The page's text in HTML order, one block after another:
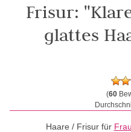
Frisur:
glattes
(60
Haare / Frisur für